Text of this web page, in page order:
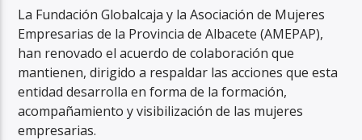
La Fundación Globalcaja y la Asociación de Mujeres
Empresarias de la Provincia de Albacete (AMEPAP),
han renovado el acuerdo de colaboración que
mantienen, dirigido a respaldar las acciones que esta
entidad desarrolla en forma de la formación,
acompañamiento y visibilización de las mujeres
empresarias.